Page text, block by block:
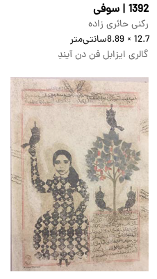
1392 | سوفی
رکنی حائری زاده
12.7 × 8.89
سانتی‌متر
گالری ایزابل فن دن آیندِ